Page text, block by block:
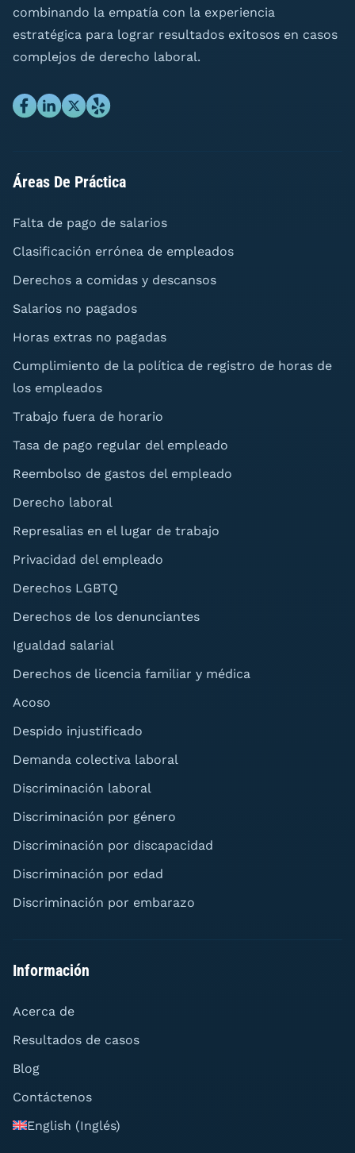
combinando la empatía con la experiencia
estratégica para lograr resultados exitosos en casos
complejos de derecho laboral.
Áreas De Práctica
Falta de pago de salarios
Clasificación errónea de empleados
Derechos a comidas y descansos
Salarios no pagados
Horas extras no pagadas
Cumplimiento de la política de registro de horas de
los empleados
Trabajo fuera de horario
Tasa de pago regular del empleado
Reembolso de gastos del empleado
Derecho laboral
Represalias en el lugar de trabajo
Privacidad del empleado
Derechos LGBTQ
Derechos de los denunciantes
Igualdad salarial
Derechos de licencia familiar y médica
Acoso
Despido injustificado
Demanda colectiva laboral
Discriminación laboral
Discriminación por género
Discriminación por discapacidad
Discriminación por edad
Discriminación por embarazo
Información
Acerca de
Resultados de casos
Blog
Contáctenos
English (Inglés)